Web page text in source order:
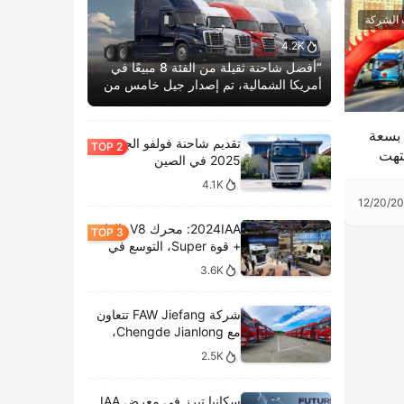
الشركة
بسعة
المنتج الجديد فيدي MW5
12/20/
4.2K
“أفضل شاحنة ثقيلة من الفئة 8 مبيعًا في
أمريكا الشمالية، تم إصدار جيل خامس من
تقديم شاحنة فولفو الجديدة
2025 في الصين
4.1K
2024IAA: محرك V8، الغاز
+ قوة Super، التوسع في
الطرازات الكهربائية،
وتحليل المعروضات الداخلية
3.6K
شركة FAW Jiefang تتعاون
مع Chengde Jianlong،
وتكشف النقاب عن تسليم
2.5K
سكانيا تبرز في معرض IAA